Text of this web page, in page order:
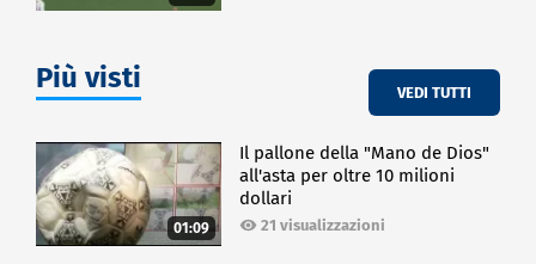
Più visti VEDI TUTTI
01:09
Il pallone della "Mano de Dios"
all'asta per oltre 10 milioni
dollari
21 visualizzazioni